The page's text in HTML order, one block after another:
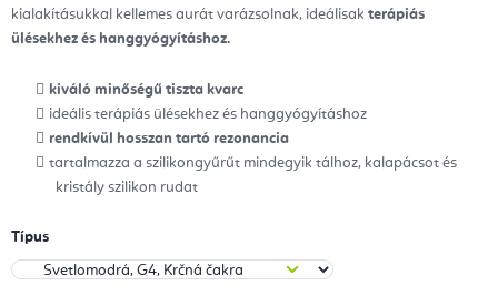
kialakításukkal kellemes aurát varázsolnak, ideálisak terápiás
ülésekhez és hanggyógyításhoz.
kiváló minőségű tiszta kvarc
ideális terápiás ülésekhez és hanggyógyításhoz
rendkívül hosszan tartó rezonancia
tartalmazza a szilikongyűrűt mindegyik tálhoz, kalapácsot és
kristály szilikon rudat
Típus